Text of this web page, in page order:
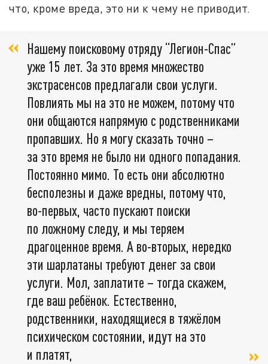
что, кроме вреда, это ни к чему не приводит.
Нашему поисковому отряду “Легион-Спас”
уже 15 лет. За это время множество
экстрасенсов предлагали свои услуги.
Повлиять мы на это не можем, потому что
они общаются напрямую с родственниками
пропавших. Но я могу сказать точно –
за это время не было ни одного попадания.
Постоянно мимо. То есть они абсолютно
бесполезны и даже вредны, потому что,
во-первых, часто пускают поиски
по ложному следу, и мы теряем
драгоценное время. А во-вторых, нередко
эти шарлатаны требуют денег за свои
услуги. Мол, заплатите – тогда скажем,
где ваш ребёнок. Естественно,
родственники, находящиеся в тяжёлом
психическом состоянии, идут на это
и платят,